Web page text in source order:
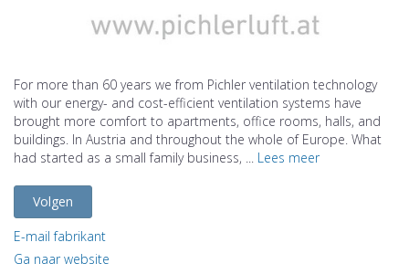
For more than 60 years we from Pichler ventilation technology
with our energy- and cost-efficient ventilation systems have
brought more comfort to apartments, office rooms, halls, and
buildings. In Austria and throughout the whole of Europe. What
had started as a small family business, ... Lees meer
Volgen
E-mail fabrikant
Ga naar website